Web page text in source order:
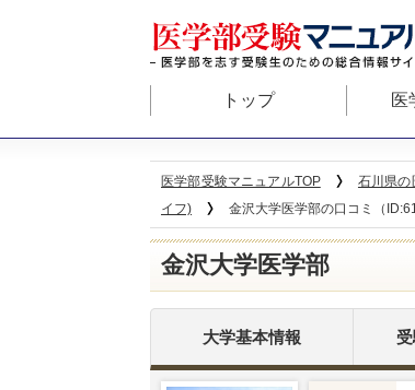
トップ 医
医学部受験マニュアルTOP 石川県の
イフ)
金沢大学医学部の口コミ（
金沢大学医学部
大学基本情報